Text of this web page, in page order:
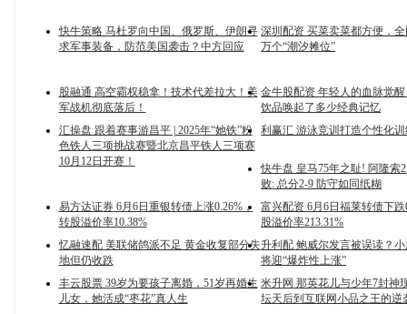
快牛策略 马杜罗向中国、俄罗斯、伊朗寻
求军事装备，防范美国袭击？中方回应
深圳配资 买菜卖菜都方便，
万个“潮汐摊位”
股融通 高空霸权稳拿！技术代差拉大！美
军战机彻底落后！
金牛股配资 年轻人的血脉觉
饮品唤起了多少经典记忆
汇操盘 跟着赛事游昌平 | 2025年“她铁”粉
色铁人三项挑战赛暨北京昌平铁人三项赛
10月12日开赛！
利赢汇 游泳竞训打造个性化
快牛盘 皇马75年之耻! 阿隆索
败: 总分2-9 防守如同纸糊
易方达证券 6月6日重银转债上涨0.26%，
转股溢价率10.38%
富兴配资 6月6日福莱转债下跌
股溢价率213.31%
忆融速配 美联储鸽派不足 黄金收复部分失
地但仍收跌
升利配 鲍威尔发言被误读？
将迎“爆炸性上涨”
丰云股票 39岁为要孩子离婚，51岁再婚生
儿女，她活成“枣花”真人生
米升网 那英花儿与少年7封神
坛天后到互联网小品之王的逆